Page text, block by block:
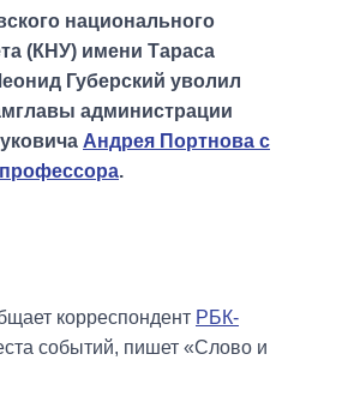
национального
(КНУ) имени Тараса
Губерский уволил
администрации
Андрея Портнова с
.
корреспондент РБК-
событий, пишет «Слово и